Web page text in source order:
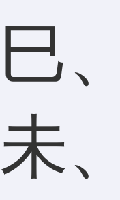
巳
未